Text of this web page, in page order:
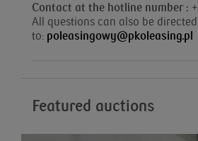
Contact at the hotline number : +
All questions can also be directed
to: poleasingowy@pkoleasing.pl
Featured auctions